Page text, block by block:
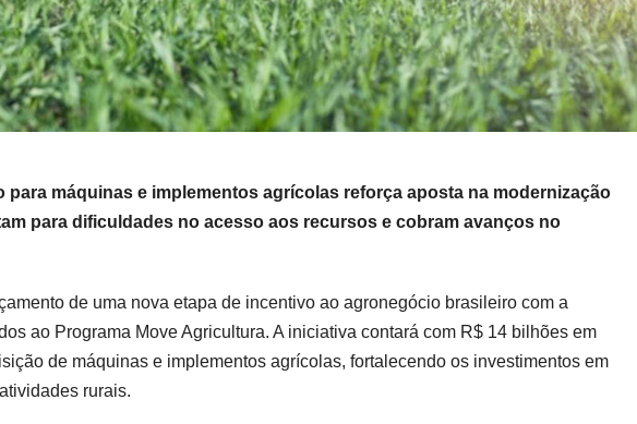
para máquinas e implementos agrícolas reforça aposta na modernização
para dificuldades no acesso aos recursos e cobram avanços no
de uma nova etapa de incentivo ao agronegócio brasileiro com a
ao Programa Move Agricultura. A iniciativa contará com R$ 14 bilhões em
de máquinas e implementos agrícolas, fortalecendo os investimentos em
rurais.